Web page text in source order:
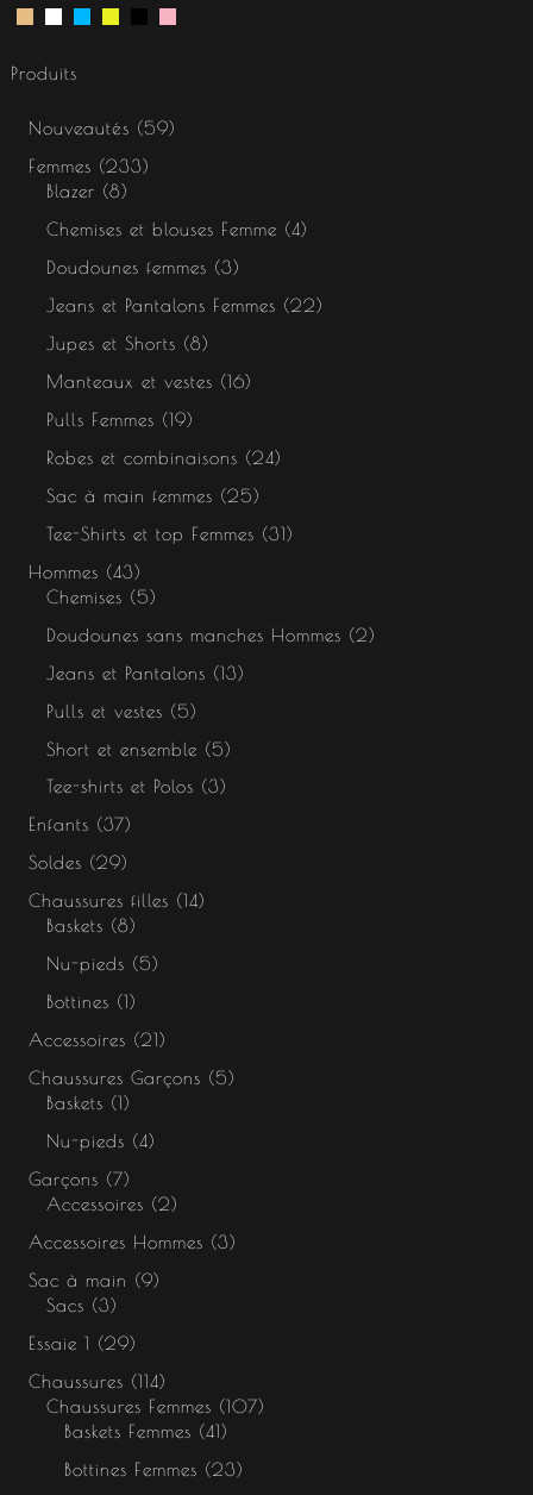
Produits
Nouveautés
59
Femmes
233
Blazer
8
Chemises et blouses Femme
4
Doudounes femmes
3
Jeans et Pantalons Femmes
22
Jupes et Shorts
8
Manteaux et vestes
16
Pulls Femmes
19
Robes et combinaisons
24
Sac à main femmes
25
Tee-Shirts et top Femmes
31
Hommes
43
Chemises
5
Doudounes sans manches Hommes
2
Jeans et Pantalons
13
Pulls et vestes
5
Short et ensemble
5
Tee-shirts et Polos
3
Enfants
37
Soldes
29
Chaussures filles
14
Baskets
8
Nu-pieds
5
Bottines
1
Accessoires
21
Chaussures Garçons
5
Baskets
1
Nu-pieds
4
Garçons
7
Accessoires
2
Accessoires Hommes
3
Sac à main
9
Sacs
3
Essaie 1
29
Chaussures
114
Chaussures Femmes
107
Baskets Femmes
41
Bottines Femmes
23